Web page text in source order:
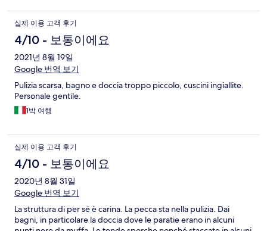
per me stesso, ho chiamato un amico con una camera a un altro
albergo. Hanno aggiunto un letto alla sua camera e sono partito
da Hotel Zen. To paraphrase an episode of Seinfeld, "this hotel
can take reservations, they just can't keep them".
실제 이용 고객 후기
4/10 - 보통이에요
2021년 8월 19일
Google 번역 보기
Pulizia scarsa, bagno e doccia troppo piccolo, cuscini ingiallite.
Personale gentile.
1박 여행
실제 이용 고객 후기
4/10 - 보통이에요
2020년 8월 31일
Google 번역 보기
La struttura di per sé è carina. La pecca sta nella pulizia. Dai
bagni, in particolare la doccia dove le paratie erano in alcuni